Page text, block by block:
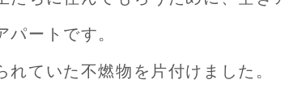
ートです。
ていた不燃物を片付けました。